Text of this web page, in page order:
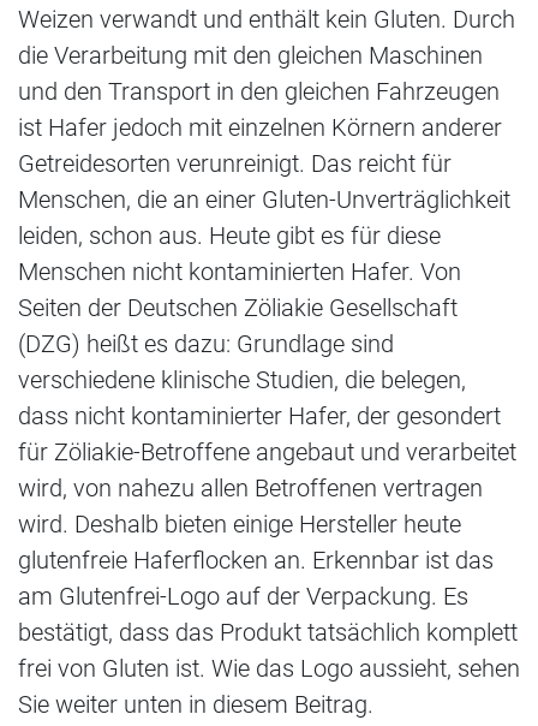
Weizen verwandt und enthält kein Gluten. Durch
die Verarbeitung mit den gleichen Maschinen
und den Transport in den gleichen Fahrzeugen
ist Hafer jedoch mit einzelnen Körnern anderer
Getreidesorten verunreinigt. Das reicht für
Menschen, die an einer Gluten-Unverträglichkeit
leiden, schon aus. Heute gibt es für diese
Menschen nicht kontaminierten Hafer. Von
Seiten der Deutschen Zöliakie Gesellschaft
(DZG) heißt es dazu: Grundlage sind
verschiedene klinische Studien, die belegen,
dass nicht kontaminierter Hafer, der gesondert
für Zöliakie-Betroffene angebaut und verarbeitet
wird, von nahezu allen Betroffenen vertragen
wird. Deshalb bieten einige Hersteller heute
glutenfreie Haferflocken an. Erkennbar ist das
am Glutenfrei-Logo auf der Verpackung. Es
bestätigt, dass das Produkt tatsächlich komplett
frei von Gluten ist. Wie das Logo aussieht, sehen
Sie weiter unten in diesem Beitrag.